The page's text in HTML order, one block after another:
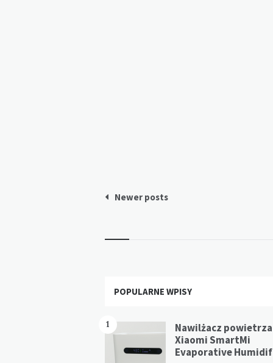
Stronicowanie
Newer posts
Widgets
POPULARNE WPISY
1
Nawilżacz powietrza
Xiaomi SmartMi
Evaporative